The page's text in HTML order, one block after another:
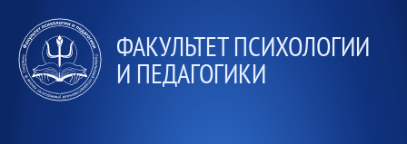
ФАКУЛЬТЕТ ПСИХОЛОГИИ
И ПЕДАГОГИКИ